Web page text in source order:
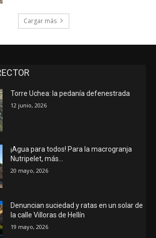
Cargar más
Torre Uchea: la pedanía defenestrada
12 junio, 2026
¡Agua para todos! Para la macrogranja
Nutripelet, más…
20 mayo, 2026
Denuncian suciedad y ratas en un solar de
la calle Villoras de Hellín
19 mayo, 2026